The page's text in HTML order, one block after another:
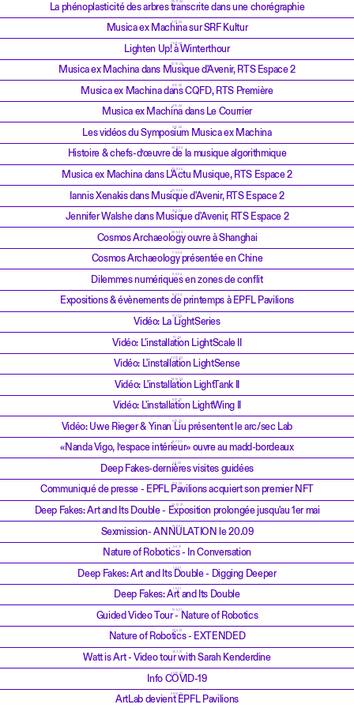
25.11.24
La phénoplasticité des arbres transcrite dans une chorégraphie
21.11.24
Musica ex Machina sur SRF Kultur
15.11.24
Lighten Up! à Winterthour
13.10.24
Musica ex Machina dans Musique d'Avenir, RTS Espace 2
8.10.24
Musica ex Machina dans CQFD, RTS Première
4.10.24
Musica ex Machina dans Le Courrier
3.10.24
Les vidéos du Symposium Musica ex Machina
24.9.24
Histoire & chefs-d’œuvre de la musique algorithmique
23.9.24
Musica ex Machina dans L'Actu Musique, RTS Espace 2
22.9.24
Iannis Xenakis dans Musique d'Avenir, RTS Espace 2
15.9.24
Jennifer Walshe dans Musique d'Avenir, RTS Espace 2
28.5.24
Cosmos Archaeology ouvre à Shanghai
7.5.24
Cosmos Archaeology présentée en Chine
9.4.24
Dilemmes numériques en zones de conflit
6.2.24
Expositions & évènements de printemps à EPFL Pavilions
17.1.24
Vidéo: La LightSeries
11.1.24
Vidéo: L'installation LightScale II
22.12.23
Vidéo: L'installation LightSense
14.12.23
Vidéo: L'installation LightTank II
8.12.23
Vidéo: L'installation LightWing II
5.12.23
Vidéo: Uwe Rieger & Yinan Liu présentent le arc/sec Lab
8.7.22
«Nanda Vigo, l’espace intérieur» ouvre au madd-bordeaux
1.4.22
Deep Fakes-dernières visites guidées
17.2.22
Communiqué de presse - EPFL Pavilions acquiert son premier NFT
30.12.21
Deep Fakes: Art and Its Double - Exposition prolongée jusqu'au 1er mai
19.9.21
Sexmission- ANNULATION le 20.09
9.6.21
Nature of Robotics - In Conversation
1.6.21
Deep Fakes: Art and Its Double - Digging Deeper
1.6.21
Deep Fakes: Art and Its Double
10.5.21
Guided Video Tour - Nature of Robotics
22.4.21
Nature of Robotics - EXTENDED
30.3.21
Watt is Art - Video tour with Sarah Kenderdine
29.10.20
Info COVID-19
28.10.20
ArtLab devient EPFL Pavilions